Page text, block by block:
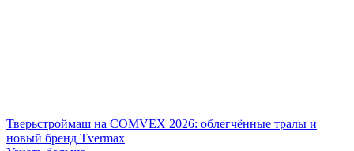
Тверьстроймаш на COMVEX 2026: облегчённые тралы и
новый бренд Tvermax